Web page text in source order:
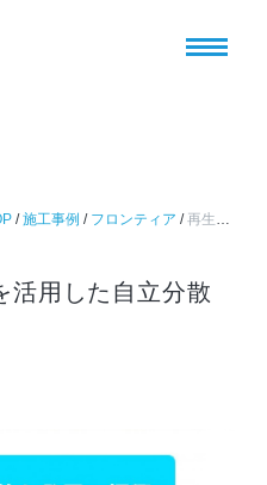
/施工事例 / フロンティア /再生可能エネルギーを活用した自立分散型地域づくり事業
活用した自立分散